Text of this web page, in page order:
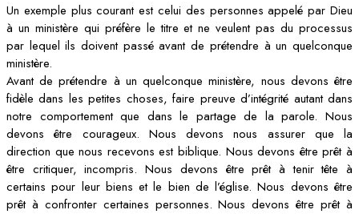
Un exemple plus courant est celui des personnes appelé par Dieu
à un ministère qui préfère le titre et ne veulent pas du processus
par lequel ils doivent passé avant de prétendre à un quelconque
ministère.
Avant de prétendre à un quelconque ministère, nous devons être
fidèle dans les petites choses, faire preuve d’intégrité autant dans
notre comportement que dans le partage de la parole. Nous
devons être courageux. Nous devons nous assurer que la
direction que nous recevons est biblique. Nous devons être prêt à
être critiquer, incompris. Nous devons être prêt à tenir tête à
certains pour leur biens et le bien de l’église. Nous devons être
prêt à confronter certaines personnes. Nous devons être prêt à